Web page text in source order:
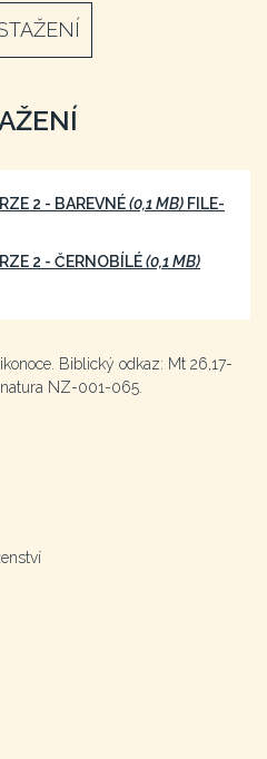
2 - BAREVNÉ(0,1 MB) FILE-
2 - ČERNOBÍLÉ(0,1 MB)
Biblický odkaz: Mt 26,17-
NZ-001-065.